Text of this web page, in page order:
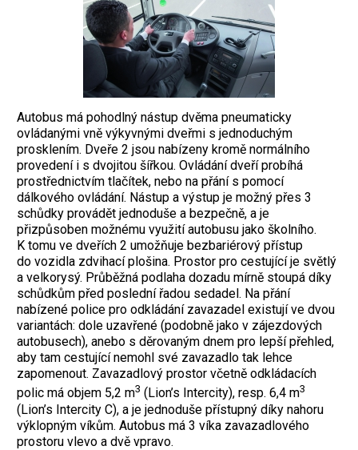
Autobus má pohodlný nástup dvěma pneumaticky
ovládanými vně výkyvnými dveřmi s jednoduchým
prosklením. Dveře 2 jsou nabízeny kromě normálního
provedení i s dvojitou šířkou. Ovládání dveří probíhá
prostřednictvím tlačítek, nebo na přání s pomocí
dálkového ovládání. Nástup a výstup je možný přes 3
schůdky provádět jednoduše a bezpečně, a je
přizpůsoben možnému využití autobusu jako školního.
K tomu ve dveřích 2 umožňuje bezbariérový přístup
do vozidla zdvihací plošina. Prostor pro cestující je světlý
a velkorysý. Průběžná podlaha dozadu mírně stoupá díky
schůdkům před poslední řadou sedadel. Na přání
nabízené police pro odkládání zavazadel existují ve dvou
variantách: dole uzavřené (podobně jako v zájezdových
autobusech), anebo s děrovaným dnem pro lepší přehled,
aby tam cestující nemohl své zavazadlo tak lehce
zapomenout. Zavazadlový prostor včetně odkládacích
polic má objem 5,2 m3 (Lion’s Intercity), resp. 6,4 m3
(Lion’s Intercity C), a je jednoduše přístupný díky nahoru
výklopným víkům. Autobus má 3 víka zavazadlového
prostoru vlevo a dvě vpravo.